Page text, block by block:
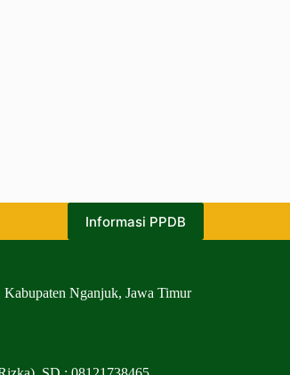
Informasi PPDB
Nganjuk, Jawa Timur